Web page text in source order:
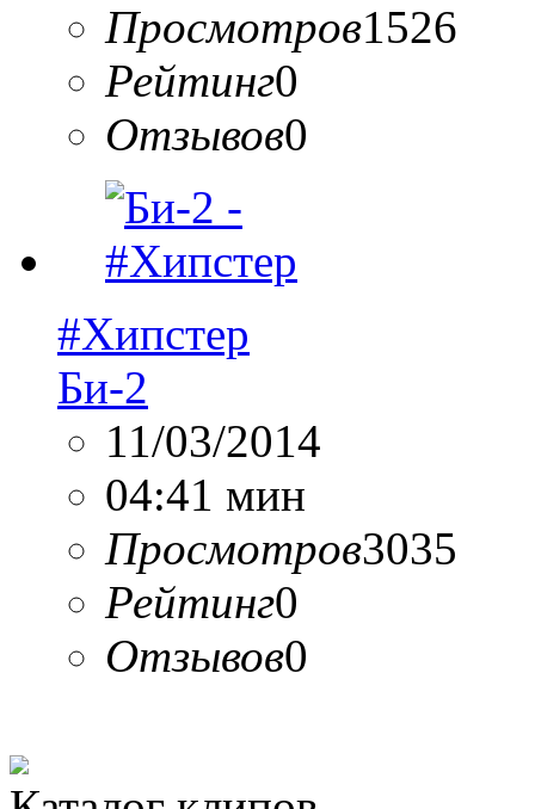
Просмотров1526
Рейтинг0
Отзывов0
#Хипстер
Би-2
11/03/2014
04:41 мин
Просмотров3035
Рейтинг0
Отзывов0